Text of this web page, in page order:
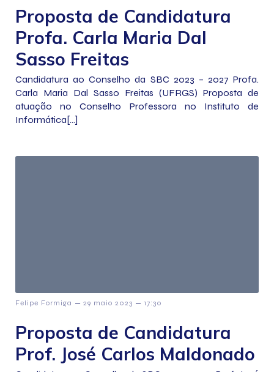
Proposta de Candidatura
Profa. Carla Maria Dal
Sasso Freitas
Candidatura ao Conselho da SBC 2023 – 2027 Profa.
Carla Maria Dal Sasso Freitas (UFRGS) Proposta de
atuação no Conselho Professora no Instituto de
Informática[…]
Felipe Formiga – 29 maio 2023 – 17:30
Proposta de Candidatura
Prof. José Carlos Maldonado